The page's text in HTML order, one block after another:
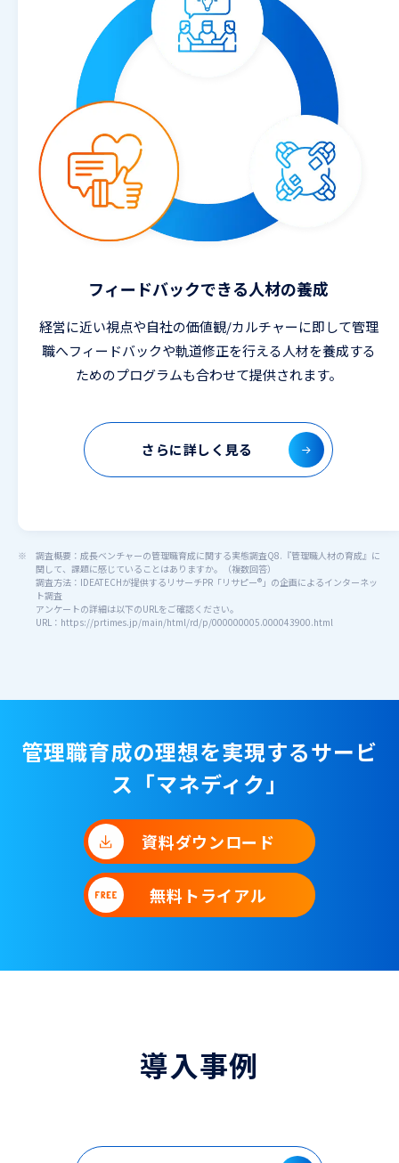
フィードバックできる人材の養成
経営に近い視点や自社の価値観/カルチャーに即して管理
職へフィードバックや軌道修正を行える人材を養成する
ためのプログラムも合わせて提供されます。
さらに詳しく見る
調査概要：成長ベンチャーの管理職育成に関する実態調査Q8.『管理職人材の育成』に
関して、課題に感じていることはありますか。（複数回答）
調査方法：IDEATECHが提供するリサーチPR「リサピー®︎」の企画によるインターネッ
ト調査
アンケートの詳細は以下のURLをご確認ください。
URL：https://prtimes.jp/main/html/rd/p/000000005.000043900.html
管理職育成の理想を実現するサービ
ス「マネディク」
資料ダウンロード
無料トライアル
導入事例